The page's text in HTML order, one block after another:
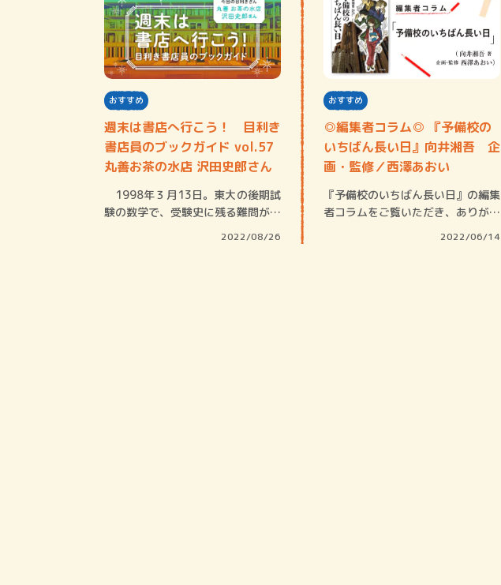
おすすめ
週末は書店へ行こう！ 目利き
書店員のブックガイド vol.57
丸善お茶の水店 沢田史郎さん
1998年３月13日。東大の後期試
験の数学で、受験史に残る難問が出
2022/08/26
おすすめ
◎編集者コラム◎ 『予備校の
いちばん長い日』向井湘吾 企
画・監修／西澤あおい
『予備校のいちばん長い日』の編集
者コラムをご覧いただき、ありがと
2022/06/14